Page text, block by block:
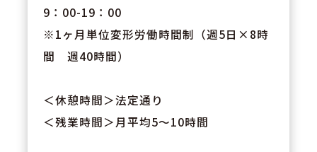
9：00-19：00
※1ヶ月単位変形労働時間制（週5日×8時
間 週40時間）
＜休憩時間＞法定通り
＜残業時間＞月平均5～10時間